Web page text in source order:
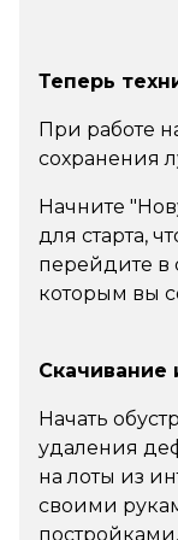
Теперь
При работе
сохранения
Начните
для старта,
перейдите в
которым вы
Скачивание
Начать
удаления
на лоты из
своими